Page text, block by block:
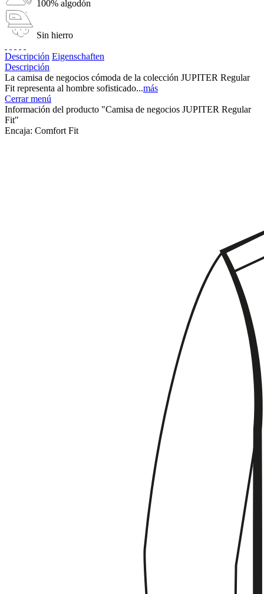
100% algodón
Sin hierro
Descripción Eigenschaften
Descripción
La camisa de negocios cómoda de la colección JUPITER Regular
Fit representa al hombre sofisticado...más
Cerrar menú
Información del producto "Camisa de negocios JUPITER Regular
Fit"
Encaja: Comfort Fit